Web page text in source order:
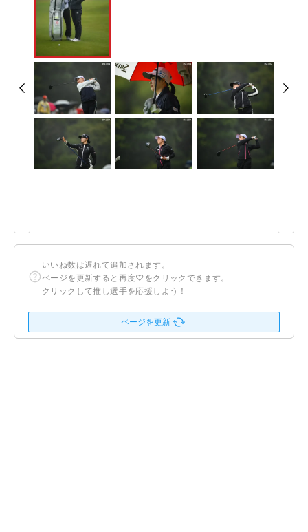
いいね数は遅れて追加されます。
ページを更新すると再度♡をクリックできます。
クリックして推し選手を応援しよう！
ページを更新